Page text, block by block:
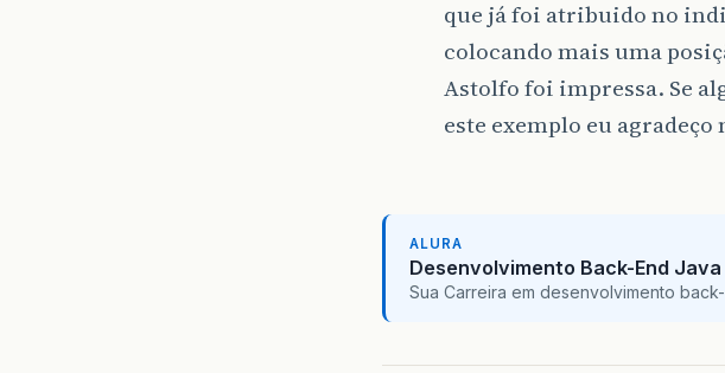
que já foi atribuido no
colocando mais uma
Astolfo foi impressa. Se
este exemplo eu
ALURA
Desenvolvimento Back-End Java
Sua Carreira em desenvolvimento